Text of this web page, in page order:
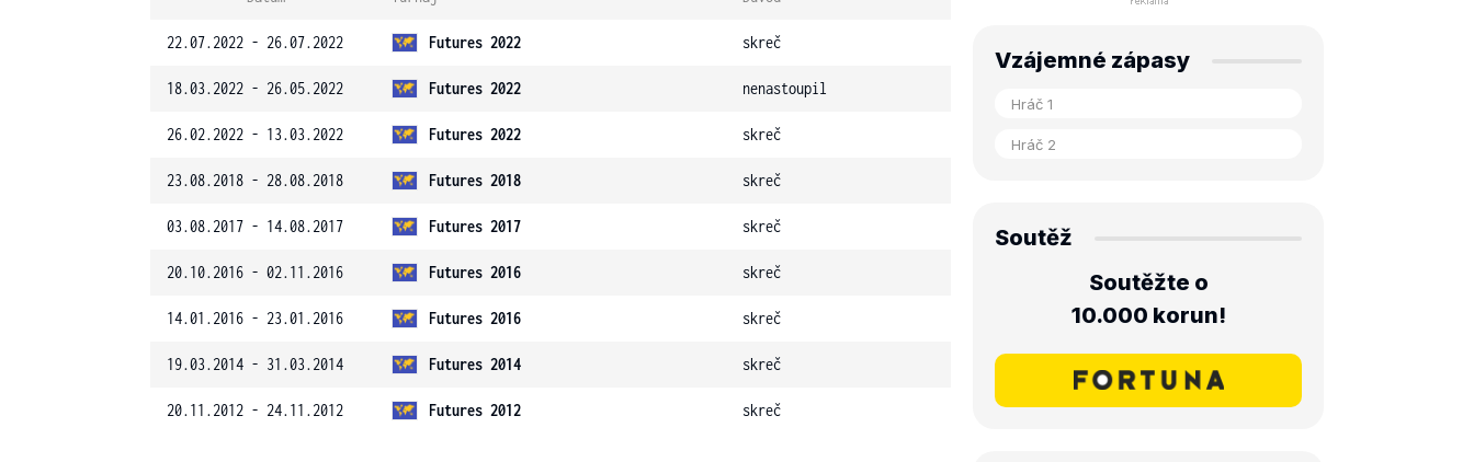
22.07.2022 - 26.07.2022 Futures 2022 skreč
18.03.2022 - 26.05.2022 Futures 2022 nenastoupil
26.02.2022 - 13.03.2022 Futures 2022 skreč
23.08.2018 - 28.08.2018 Futures 2018 skreč
03.08.2017 - 14.08.2017 Futures 2017 skreč
20.10.2016 - 02.11.2016 Futures 2016 skreč
14.01.2016 - 23.01.2016 Futures 2016 skreč
19.03.2014 - 31.03.2014 Futures 2014 skreč
20.11.2012 - 24.11.2012 Futures 2012 skreč
Vzájemné zápasy
Soutěž
Soutěžte o
10.000 korun!